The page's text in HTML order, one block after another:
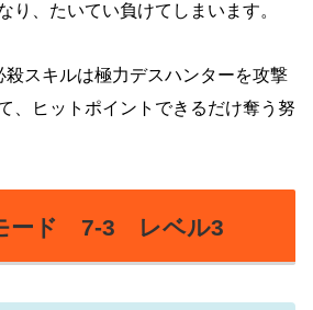
り、たいてい負けてしまいます。
スキルは極力デスハンターを攻撃
、ヒットポイントできるだけ奪う努
ード 7-3 レベル3